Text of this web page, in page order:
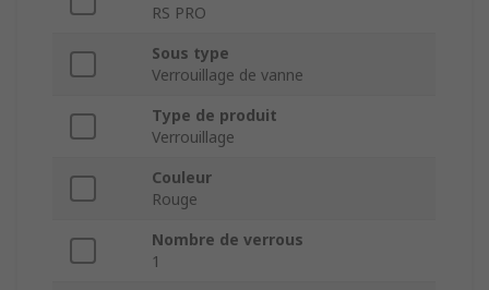
RS PRO
Sous type
Verrouillage de vanne
Type de produit
Verrouillage
Couleur
Rouge
Nombre de verrous
1